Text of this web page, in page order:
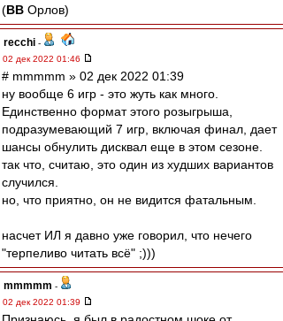
(ВВ Орлов)
recchi -
02 дек 2022 01:46
# mmmmm » 02 дек 2022 01:39
ну вообще 6 игр - это жуть как много.
Единственно формат этого розыгрыша,
подразумевающий 7 игр, включая финал, дает
шансы обнулить дисквал еще в этом сезоне.
так что, считаю, это один из худших вариантов
случился.
но, что приятно, он не видится фатальным.
насчет ИЛ я давно уже говорил, что нечего
"терпеливо читать всё" ;)))
mmmmm -
02 дек 2022 01:39